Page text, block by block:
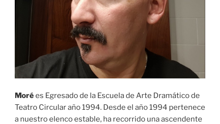
Morées Egresado de la Escuela de Arte Dramático de
Teatro Circular año 1994. Desde el año 1994 pertenece
a nuestro elenco estable, ha recorrido una ascendente